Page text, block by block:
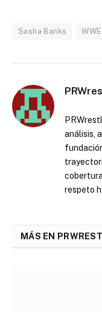
Sasha Banks WWE
análisis,
respeto
MÁS EN